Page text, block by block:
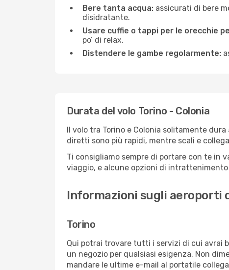
Bere tanta acqua: assicurati di bere
disidratante.
Usare cuffie o tappi per le orecchie
po’ di relax.
Distendere le gambe regolarmente:
Durata del volo Torino - Colonia
Il volo tra Torino e Colonia solitamente
diretti sono più rapidi, mentre scali e
Ti consigliamo sempre di portare con te in
viaggio, e alcune opzioni di
Informazioni sugli aeroporti
Torino
Qui potrai trovare tutti i servizi di cui avrai
un negozio per qualsiasi esigenza. Non
mandare le ultime e-mail al portatile